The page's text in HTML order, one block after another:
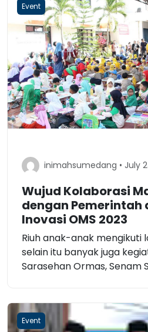
Event
inimahsumedang • July
Wujud Kolaborasi
dengan Pemerintah
Inovasi OMS 2023
Riuh anak-anak mengikuti
selain itu banyak juga
Sarasehan Ormas, Senam
Event